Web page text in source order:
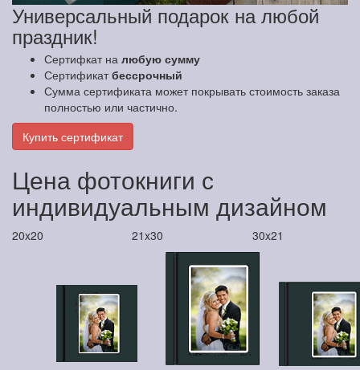
Универсальный подарок на любой
праздник!
Сертифкат на любую сумму
Сертификатбессрочный
Сумма сертификата может покрывать стоимость заказа
полностью или частично.
Купить сертификат
Цена фотокниги с
индивидуальным дизайном
20x20 21x30 30x21